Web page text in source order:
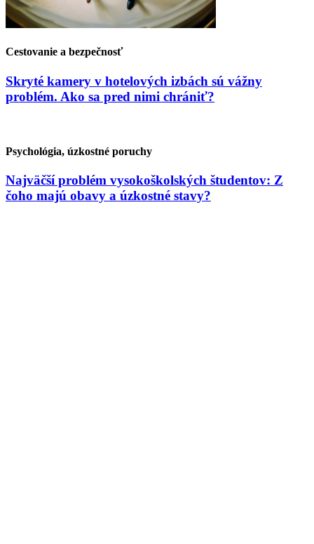
Cestovanie a bezpečnosť
Skryté kamery v hotelových izbách sú vážny
problém. Ako sa pred nimi chrániť?
Psychológia, úzkostné poruchy
Najväčší problém vysokoškolských študentov: Z
čoho majú obavy a úzkostné stavy?